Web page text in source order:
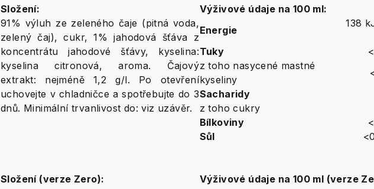
Složení:
91% výluh ze zeleného čaje (pitná voda,
zelený čaj), cukr, 1% jahodová šťáva z
koncentrátu jahodové šťávy, kyselina:
kyselina citronová, aroma. Čajový
extrakt: nejméně 1,2 g/l. Po otevření
uchovejte v chladničce a spotřebujte do 3
dnů. Minimální trvanlivost do: viz uzávěr.
Výživové údaje na 100 ml:
Energie
138
Tuky
z toho nasycené mastné
kyseliny
Sacharidy
z toho cukry
Bílkoviny
Sůl
Složení (verze Zero):
Výživové údaje na 100 ml (verze